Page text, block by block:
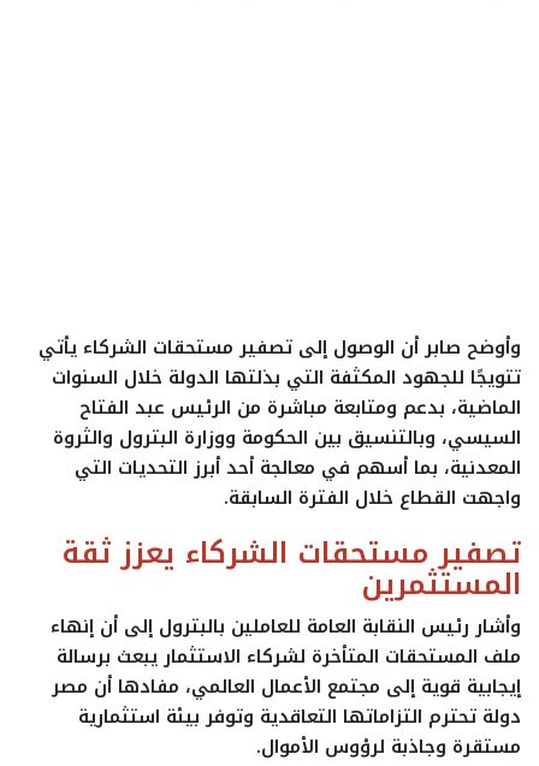
وأوضح صابر أن الوصول إلى تصفير مستحقات الشركاء يأتي
تتويجًا للجهود المكثفة التي بذلتها الدولة خلال السنوات
الماضية، بدعم ومتابعة مباشرة من الرئيس عبد الفتاح
السيسي، وبالتنسيق بين الحكومة ووزارة البترول والثروة
المعدنية، بما أسهم في معالجة أحد أبرز التحديات التي
واجهت القطاع خلال الفترة السابقة.
تصفير مستحقات الشركاء يعزز ثقة
المستثمرين
وأشار رئيس النقابة العامة للعاملين بالبترول إلى أن إنهاء
ملف المستحقات المتأخرة لشركاء الاستثمار يبعث برسالة
إيجابية قوية إلى مجتمع الأعمال العالمي، مفادها أن مصر
دولة تحترم التزاماتها التعاقدية وتوفر بيئة استثمارية
مستقرة وجاذبة لرؤوس الأموال.